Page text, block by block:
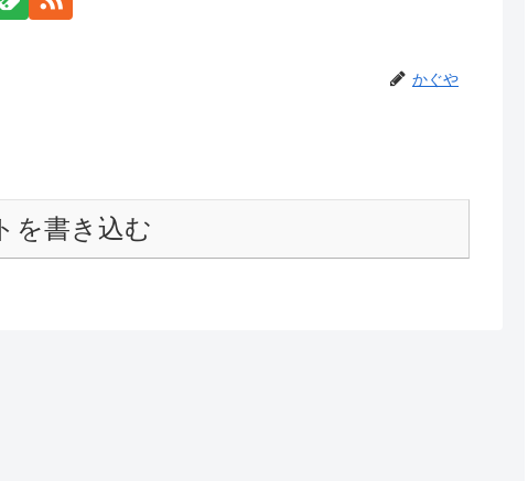
かぐや
を書き込む